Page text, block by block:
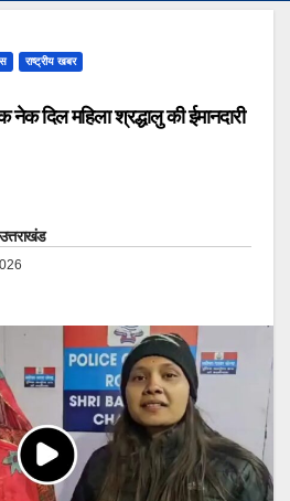
राष्ट्रीय खबर
नेक दिल महिला श्रद्धालु की ईमानदारी